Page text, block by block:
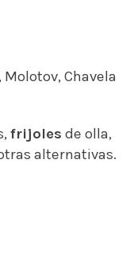
Molotov, Chavela
frijoles de olla,
alternativas.